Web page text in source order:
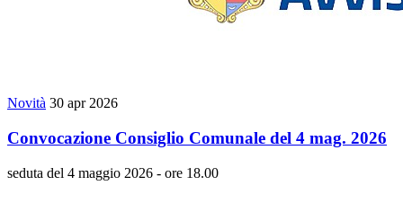
Novità 30 apr 2026
Convocazione Consiglio Comunale del 4 mag. 2026
seduta del 4 maggio 2026 - ore 18.00